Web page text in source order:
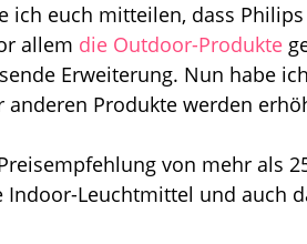
Preise
massiv
erhöhen
ich euch mitteilen, dass
allem die Outdoor-Produkte
Erweiterung. Nun habe
anderen Produkte werden
von mehr als
Leuchtmittel und auch